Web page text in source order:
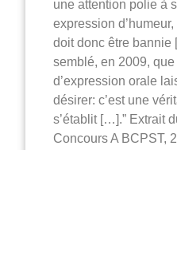
une attention polie à
expression
doit donc être
semblé, en 2009,
d’expression orale
désirer: c’est une
s’établit […].” Extrait
Concours A BCPST,